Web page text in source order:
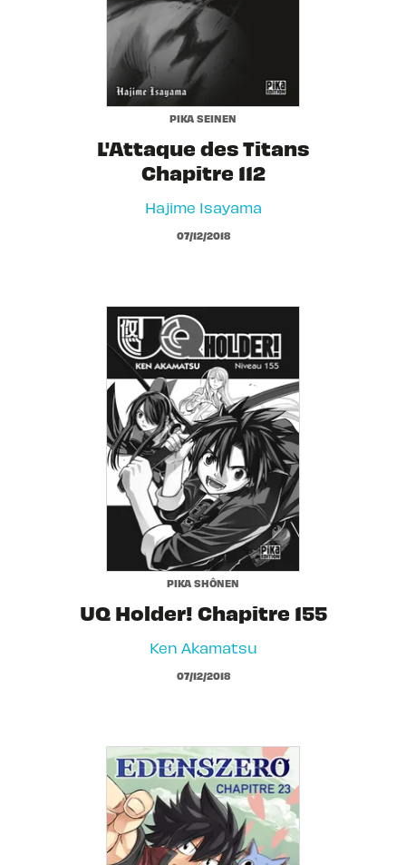
PIKA SEINEN
L'Attaque des Titans
Chapitre 112
Hajime Isayama
07/12/2018
PIKA SHÔNEN
UQ Holder! Chapitre 155
Ken Akamatsu
07/12/2018